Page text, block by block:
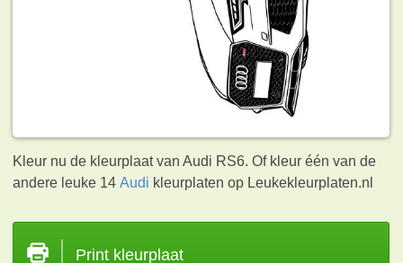
Kleur nu de kleurplaat van Audi RS6. Of kleur één van de
andere leuke 14Audi kleurplaten op Leukekleurplaten.nl
Print kleurplaat